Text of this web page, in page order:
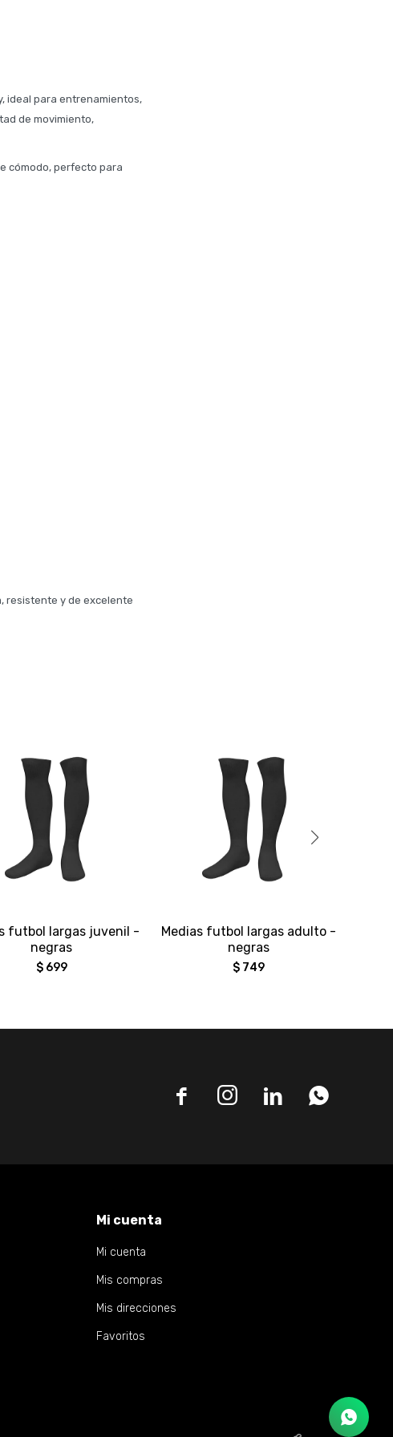
ideal para entrenamientos,
de movimiento,
cómodo, perfecto para
resistente y de excelente
futbol largas juvenil -
negras
$ 699
Medias futbol largas adulto -
negras
$ 749
   
Mi cuenta
Mi cuenta
Mis compras
Mis direcciones
Favoritos